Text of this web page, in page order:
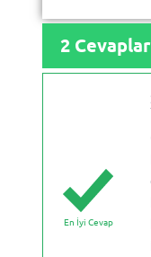
2 Cevaplar
En İyi Cevap